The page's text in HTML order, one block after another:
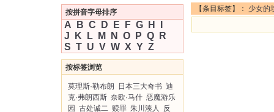
按拼音字母排序
A B C D E F G H
J
K L M N O P Q
R
S T U V W X Y Z
按标签浏览
莫理斯·勒布朗 日本三大奇书 迪
克·弗朗西斯 奈欧·马什 恶魔游乐
园 古处诚二 赎罪 朱川湊人
反
【条目标签】： 少女的